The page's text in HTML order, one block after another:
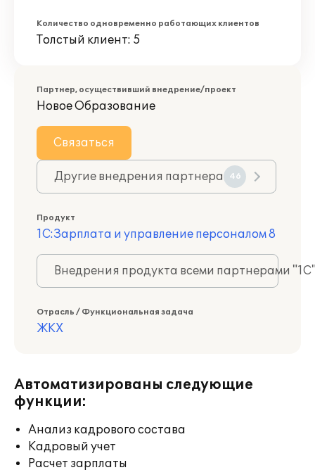
Количество одновременно работающих клиентов
Толстый клиент: 5
Партнер, осуществивший внедрение/проект
Новое Образование
Связаться
Другие внедрения партнера 46
Продукт
1С:Зарплата и управление персоналом 8
Внедрения продукта всеми партнерами
Отрасль / Функциональная задача
ЖКХ
Автоматизированы следующие
функции:
Анализ кадрового состава
Кадровый учет
Расчет зарплаты